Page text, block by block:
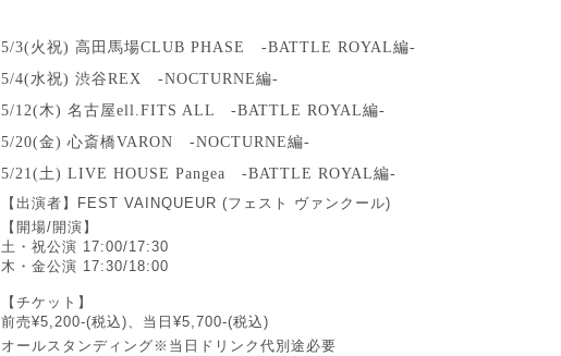
5/3(火祝) 高田馬場CLUB PHASE -BATTLE ROYAL編-
5/4(水祝) 渋谷REX -NOCTURNE編-
5/12(木) 名古屋ell.FITS ALL -BATTLE ROYAL編-
5/20(金) 心斎橋VARON -NOCTURNE編-
5/21(土) LIVE HOUSE Pangea -BATTLE ROYAL編-
【出演者】FEST VAINQUEUR (フェスト ヴァンクール)
【開場/開演】
土・祝公演 17:00/17:30
木・金公演 17:30/18:00
【チケット】
前売¥5,200-(税込)、当日 ¥5,700-(税込)
オールスタンディング※当日ドリンク代別途必要